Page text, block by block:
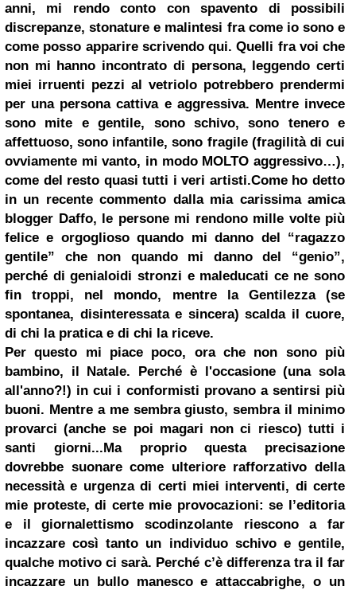
anni, mi rendo conto con spavento di possibili
discrepanze, stonature e malintesi fra come io sono e
come posso apparire scrivendo qui. Quelli fra voi che
non mi hanno incontrato di persona, leggendo certi
miei irruenti pezzi al vetriolo potrebbero prendermi
per una persona cattiva e aggressiva. Mentre invece
sono mite e gentile, sono schivo, sono tenero e
affettuoso, sono infantile, sono fragile (fragilità di cui
ovviamente mi vanto, in modo MOLTO aggressivo…),
come del resto quasi tutti i veri artisti.Come ho detto
in un recente commento dalla mia carissima amica
blogger Daffo, le persone mi rendono mille volte più
felice e orgoglioso quando mi danno del “ragazzo
gentile” che non quando mi danno del “genio”,
perché di genialoidi stronzi e maleducati ce ne sono
fin troppi, nel mondo, mentre la Gentilezza (se
spontanea, disinteressata e sincera) scalda il cuore,
di chi la pratica e di chi la riceve.
Per questo mi piace poco, ora che non sono più
bambino, il Natale. Perché è l'occasione (una sola
all'anno?!) in cui i conformisti provano a sentirsi più
buoni. Mentre a me sembra giusto, sembra il minimo
provarci (anche se poi magari non ci riesco) tutti i
santi giorni...Ma proprio questa precisazione
dovrebbe suonare come ulteriore rafforzativo della
necessità e urgenza di certi miei interventi, di certe
mie proteste, di certe mie provocazioni: se l’editoria
e il giornalettismo scodinzolante riescono a far
incazzare così tanto un individuo schivo e gentile,
qualche motivo ci sarà. Perché c’è differenza tra il far
incazzare un bullo manesco e attaccabrighe, o un